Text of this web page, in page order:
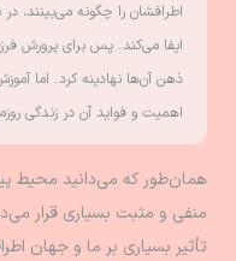
اطرافشان را چگونه
ایفا می‌کند. پس برای پرورش
ذهن آن‌ها نهادینه کرد. اما
اهمیت و فواید آن در زندگی
همان‌طور که می‌دانید محیط
منفی و مثبت بسیاری قرار
تأثیر بسیاری بر ما و جهان